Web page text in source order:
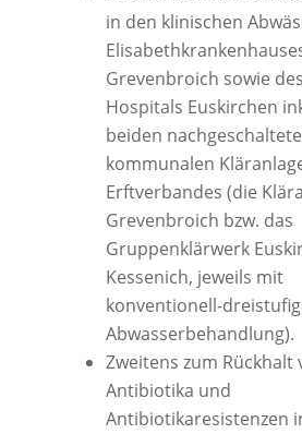
in den klinischen
Grevenbroich sowie
Hospitals Euskirchen
beiden
kommunalen
Erftverbandes (die
Grevenbroich bzw. das
Gruppenklärwerk
Kessenich, jeweils mit
konventionell-
Abwasserbehandlung).
Zweitens zum Rückhalt
Antibiotika und
Antibiotikaresistenzen